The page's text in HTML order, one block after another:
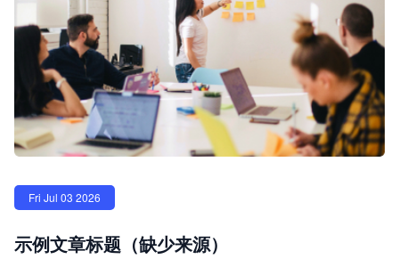
Fri Jul 03 2026
示例文章标题（缺少来源）